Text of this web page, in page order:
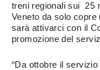
treni regionali sui 25
Veneto da solo
sarà attivarci con il
promozione del
“Da ottobre il